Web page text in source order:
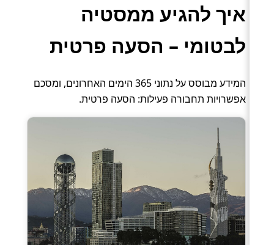
איך להגיע ממסטיה
לבטומי – הסעה פרטית
המידע מבוסס על נתוני 365 הימים האחרונים, ומסכם
אפשרויות תחבורה פעילות: הסעה פרטית.